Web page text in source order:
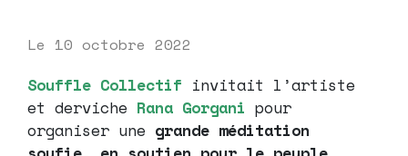
Le 10 octobre 2022
Souffle Collectif invitait l’artiste
et derviche Rana Gorgani pour
organiser une grande méditation